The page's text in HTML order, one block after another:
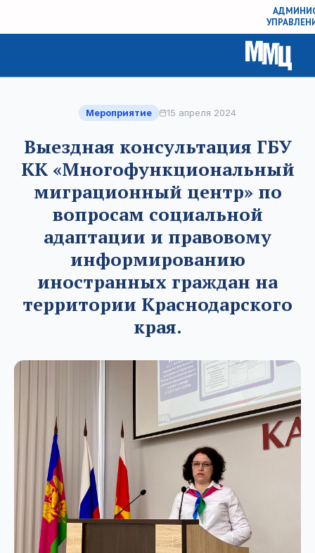
Мероприятие 15 апреля 2024
Выездная консультация ГБУ
КК «Многофункциональный
миграционный центр» по
вопросам социальной
адаптации и правовому
информированию
иностранных граждан на
территории Краснодарского
края.